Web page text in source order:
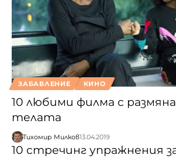
ЗАБАВЛЕНИЕ КИНО
10 любими филма с
телата
Тихомир Милков13.04.2019
10 стречинг упражнения